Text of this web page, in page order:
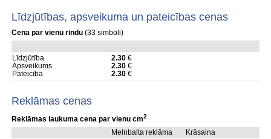
Līdzjūtības, apsveikuma un pateicības cenas
Cena par vienu rindu (33 simboli)
Līdzjūtība 2.30€
Apsveikums
2.30€
Pateicība
2.30€
Reklāmas cenas
Reklāmas laukuma cena par vienu cm2
Melnbalta reklāma
Krāsaina